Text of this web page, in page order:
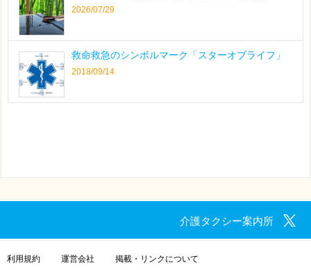
2026/07/29
救命救急のシンボルマーク「スターオブライフ」
2018/09/14
介護タクシー案内所
利用規約 運営会社 掲載・リンクについて